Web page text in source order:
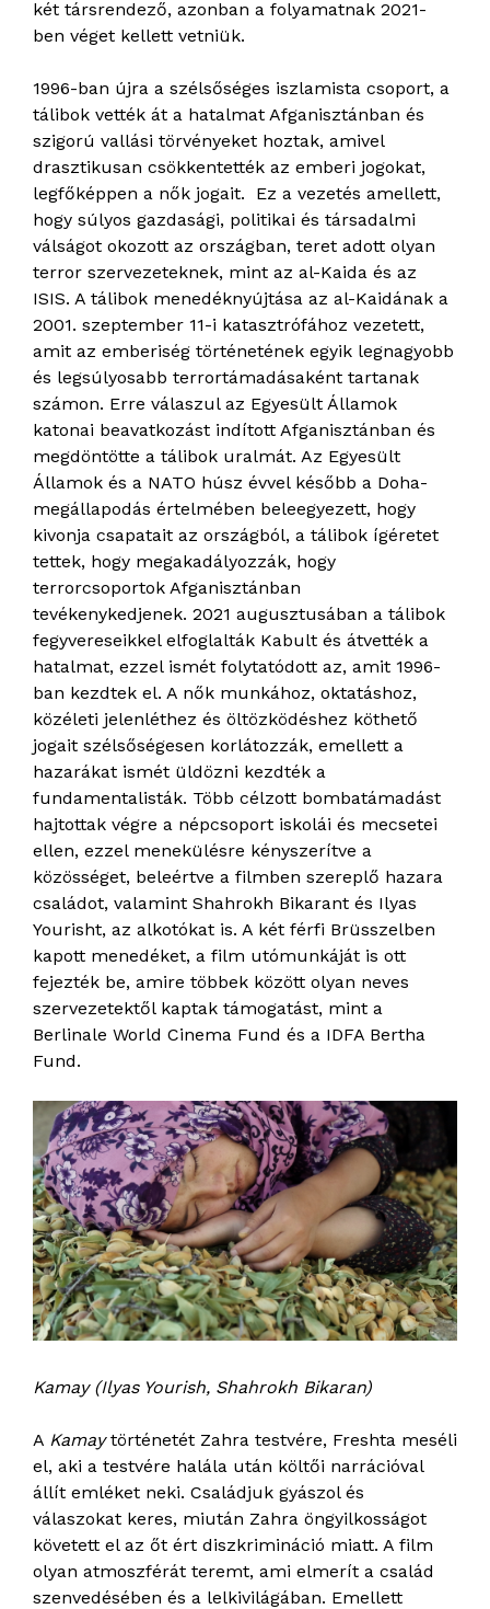
két társrendező, azonban a folyamatnak 2021-
ben véget kellett vetniük.
1996-ban újra a szélsőséges iszlamista csoport, a
tálibok vették át a hatalmat Afganisztánban és
szigorú vallási törvényeket hoztak, amivel
drasztikusan csökkentették az emberi jogokat,
legfőképpen a nők jogait. Ez a vezetés amellett,
hogy súlyos gazdasági, politikai és társadalmi
válságot okozott az országban, teret adott olyan
terror szervezeteknek, mint az al-Kaida és az
ISIS. A tálibok menedéknyújtása az al-Kaidának a
2001. szeptember 11-i katasztrófához vezetett,
amit az emberiség történetének egyik legnagyobb
és legsúlyosabb terrortámadásaként tartanak
számon. Erre válaszul az Egyesült Államok
katonai beavatkozást indított Afganisztánban és
megdöntötte a tálibok uralmát. Az Egyesült
Államok és a NATO húsz évvel később a Doha-
megállapodás értelmében beleegyezett, hogy
kivonja csapatait az országból, a tálibok ígéretet
tettek, hogy megakadályozzák, hogy
terrorcsoportok Afganisztánban
tevékenykedjenek. 2021 augusztusában a tálibok
fegyvereseikkel elfoglalták Kabult és átvették a
hatalmat, ezzel ismét folytatódott az, amit 1996-
ban kezdtek el. A nők munkához, oktatáshoz,
közéleti jelenléthez és öltözködéshez köthető
jogait szélsőségesen korlátozzák, emellett a
hazarákat ismét üldözni kezdték a
fundamentalisták. Több célzott bombatámadást
hajtottak végre a népcsoport iskolái és mecsetei
ellen, ezzel menekülésre kényszerítve a
közösséget, beleértve a filmben szereplő hazara
családot, valamint Shahrokh Bikarant és Ilyas
Yourisht, az alkotókat is. A két férfi Brüsszelben
kapott menedéket, a film utómunkáját is ott
fejezték be, amire többek között olyan neves
szervezetektől kaptak támogatást, mint a
Berlinale World Cinema Fund és a IDFA Bertha
Fund.
Kamay (Ilyas Yourish, Shahrokh Bikaran)
A Kamaytörténetét Zahra testvére, Freshta meséli
el, aki a testvére halála után költői narrációval
állít emléket neki. Családjuk gyászol és
válaszokat keres, miután Zahra öngyilkosságot
követett el az őt ért diszkrimináció miatt. A film
olyan atmoszférát teremt, ami elmerít a család
szenvedésében és a lelkivilágában. Emellett